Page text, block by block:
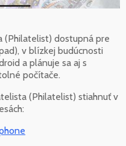
(Philatelist) dostupná pre
v blízkej budúcnosti
a plánuje sa aj s
počítače.
(Philatelist) stiahnuť v